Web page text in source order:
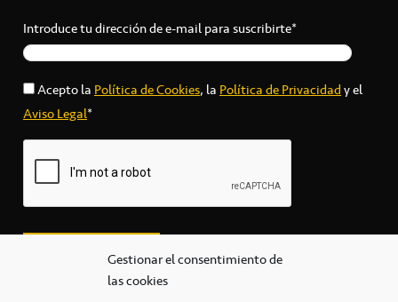
Gestionar el consentimiento de
las cookies
Introduce tu dirección de e-mail para suscribirte*
Acepto la Política de Cookies, la Política de Privacidady el
Aviso Legal*